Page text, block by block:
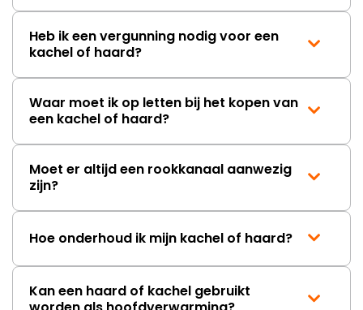
Heb ik een vergunning nodig voor een
kachel of haard?
Waar moet ik op letten bij het kopen van
een kachel of haard?
Moet er altijd een rookkanaal aanwezig
zijn?
Hoe onderhoud ik mijn kachel of haard?
Kan een haard of kachel gebruikt